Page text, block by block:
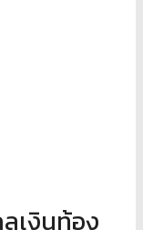
เงินท้อง